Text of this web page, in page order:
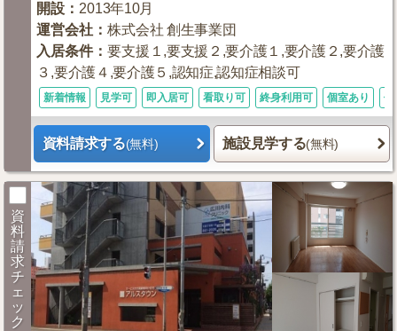
開設 ： 2013年10月
運営会社 ：株式会社 創生事業団
入居条件：要支援１,要支援２,要介護１,要介護２,要介護
３,要介護４,要介護５,認知症,認知症相談可
新着情報 見学可 即入居可 看取り可 終身利用可 個室あり 体
資料請求する(無料) 施設見学する(無料)
資
料
請
求
チ
ェ
ッ
ク